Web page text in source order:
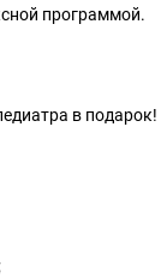
программой.
в подарок!